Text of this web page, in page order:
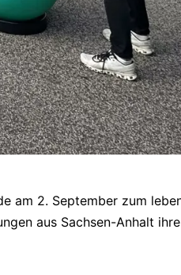
am 2. September zum
aus Sachsen-Anhalt